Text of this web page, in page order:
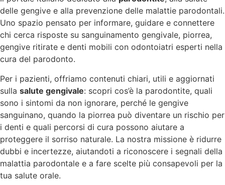
delle gengive e alla prevenzione delle malattie parodontali.
Uno spazio pensato per informare, guidare e connettere
chi cerca risposte su sanguinamento gengivale, piorrea,
gengive ritirate e denti mobili con odontoiatri esperti nella
cura del parodonto.
Per i pazienti, offriamo contenuti chiari, utili e aggiornati
sulla salute gengivale: scopri cos’è la parodontite, quali
sono i sintomi da non ignorare, perché le gengive
sanguinano, quando la piorrea può diventare un rischio per
i denti e quali percorsi di cura possono aiutare a
proteggere il sorriso naturale. La nostra missione è ridurre
dubbi e incertezze, aiutandoti a riconoscere i segnali della
malattia parodontale e a fare scelte più consapevoli per la
tua salute orale.